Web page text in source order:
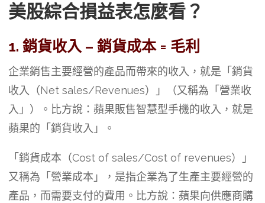
美股綜合損益表怎麼看？
1. 銷貨收入 – 銷貨成本 = 毛利
企業銷售主要經營的產品而帶來的收入，就是「銷貨
收入（Net sales/Revenues）」（又稱為「營業收
入」）。比方說：蘋果販售智慧型手機的收入，就是
蘋果的「銷貨收入」。
「銷貨成本（Cost of sales/Cost of revenues）」
又稱為「營業成本」，是指企業為了生產主要經營的
產品，而需要支付的費用。比方說：蘋果向供應商購